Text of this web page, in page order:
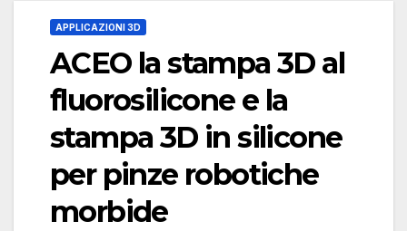
APPLICAZIONI 3D
ACEO la stampa 3D al
fluorosilicone e la
stampa 3D in silicone
per pinze robotiche
morbide